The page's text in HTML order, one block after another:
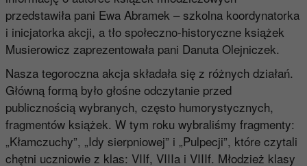
przedstawiła pani Ewa Abramek – szkolna koordynatorka
i inicjatorka akcji, a tło społeczno-historyczne książek
Musierowicz zaprezentowała pani Danuta Olejniczek.
Nasza tegoroczna akcja składała się z różnych działań.
Główną formą było głośne odczytanie przed
publicznością wybranych, często humorystycznych,
fragmentów książek. W tym roku wybraliśmy fragmenty:
„Kłamczuchy”, „Idy sierpniowej” i „Pulpecji”, które czytali
chętni uczniowie z klas: VIIf, VIIIa i VIIIf. Młodzież klasy